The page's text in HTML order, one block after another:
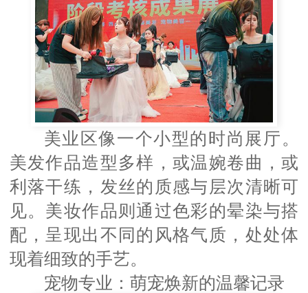
美业区像一个小型的时尚展厅。
美发作品造型多样，或温婉卷曲，或
利落干练，发丝的质感与层次清晰可
见。美妆作品则通过色彩的晕染与搭
配，呈现出不同的风格气质，处处体
现着细致的手艺。
宠物专业：萌宠焕新的温馨记录